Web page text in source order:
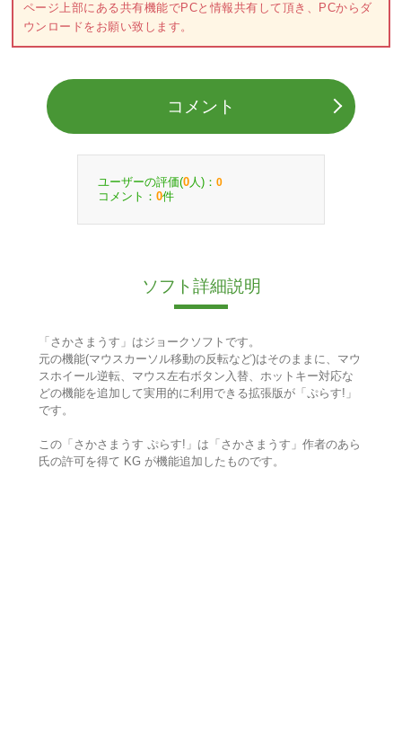
ページ上部にある共有機能でPCと情報共有して頂き、PCからダ
ウンロードをお願い致します。
コメント
ユーザーの評価(0 人)： 0
コメント： 0件
ソフト詳細説明
「さかさまうす」はジョークソフトです。
元の機能(マウスカーソル移動の反転など)はそのままに、マウ
スホイール逆転、マウス左右ボタン入替、ホットキー対応な
どの機能を追加して実用的に利用できる拡張版が「ぷらす!」
です。
この「さかさまうす ぷらす!」は「さかさまうす」作者のあら
氏の許可を得て KG が機能追加したものです。